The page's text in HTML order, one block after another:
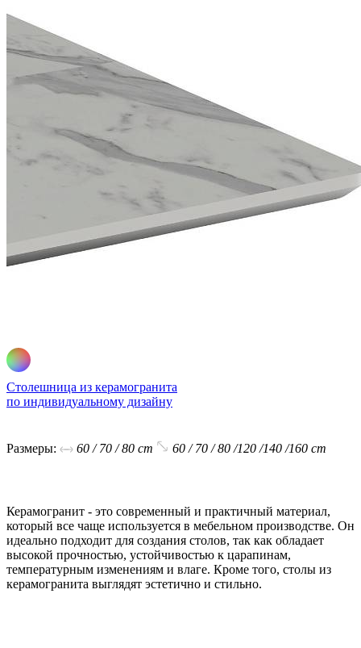
Столешница из керамогранита
по индивидуальному дизайну
Размеры:
60 / 70 / 80 cm 60 / 70 / 80 /120 /140 /160 cm
Керамогранит - это современный и практичный материал,
который все чаще используется в мебельном производстве. Он
идеально подходит для создания столов, так как обладает
высокой прочностью, устойчивостью к царапинам,
температурным изменениям и влаге. Кроме того, столы из
керамогранита выглядят эстетично и стильно.